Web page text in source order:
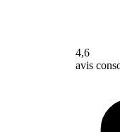
4,6
avis